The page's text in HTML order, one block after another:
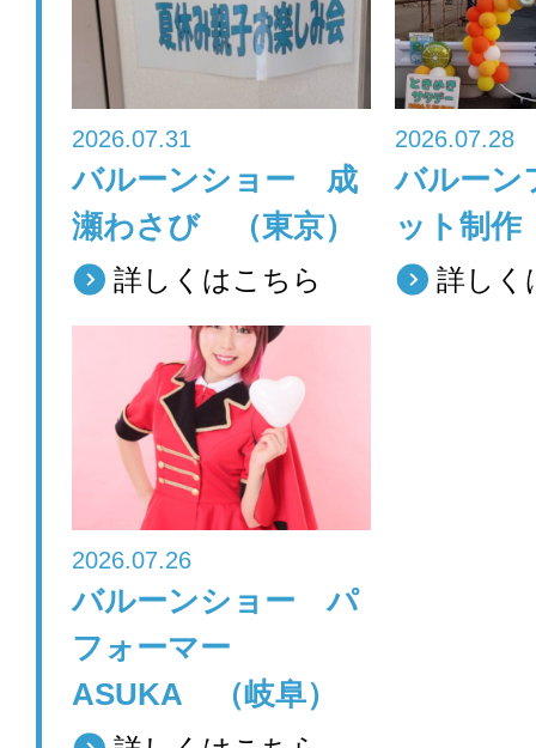
o
k
2026.07.31
バルーンショー 成
瀬わさび （東京）
詳しくはこちら
2026.07.28
バルーン
ット制
詳しく
2026.07.26
バルーンショー パ
フォーマー
ASUKA （岐阜）